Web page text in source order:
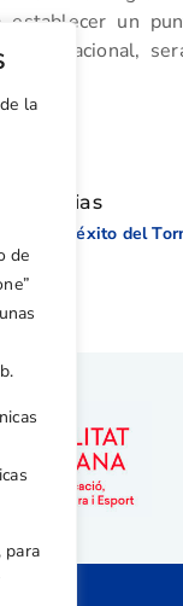
la
de
para
establecer un
Nacional,
noticias